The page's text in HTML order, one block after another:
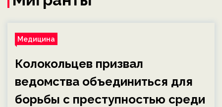
Медицина
Колокольцев призвал
ведомства объединиться для
борьбы с преступностью среди